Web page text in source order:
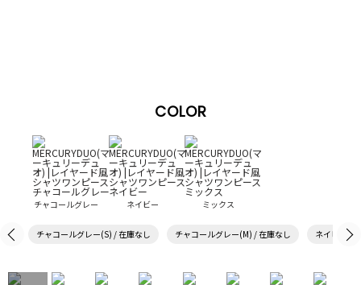
COLOR
チャコールグレー ネイビー ミックス
チャコールグレー(S) / 在庫なし チャコールグレー(M) / 在庫なし ネイビー